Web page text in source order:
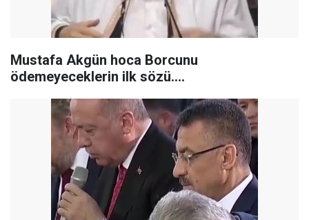
Mustafa Akgün hoca Borcunu
ödemeyeceklerin ilk sözü....